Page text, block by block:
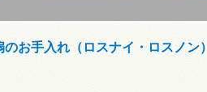
お手入れ（ロスナイ・ロスノン）